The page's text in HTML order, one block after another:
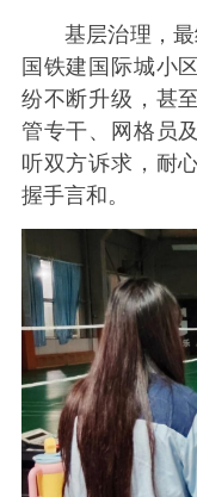
基层治理，
国铁建国际城小
纷不断升级，甚
管专干、网格员
听双方诉求，耐
握手言和。